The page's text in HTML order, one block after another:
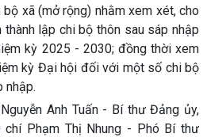
xã (mở rộng) nhằm xem xét, cho
lập chi bộ thôn sau sáp nhập
kỳ 2025 - 2030; đồng thời xem
kỳ Đại hội đối với một số chi bộ
nhập.
Anh Tuấn - Bí thư Đảng ủy,
chí Phạm Thị Nhung - Phó Bí thư